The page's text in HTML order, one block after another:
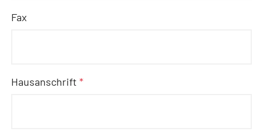
Fax
Hausanschrift*